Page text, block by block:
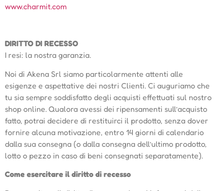
www.charmit.com
DIRITTO DI RECESSO
I resi: la nostra garanzia.
Noi di Akena Srl siamo particolarmente attenti alle
esigenze e aspettative dei nostri Clienti. Ci auguriamo che
tu sia sempre soddisfatto degli acquisti effettuati sul nostro
shop online. Qualora avessi dei ripensamenti sull’acquisto
fatto, potrai decidere di restituirci il prodotto, senza dover
fornire alcuna motivazione, entro 14 giorni di calendario
dalla sua consegna (o dalla consegna dell’ultimo prodotto,
lotto o pezzo in caso di beni consegnati separatamente).
Come esercitare il diritto di recesso